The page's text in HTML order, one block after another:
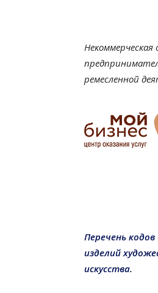
ремесленной
Перечень
изделий
искусства.